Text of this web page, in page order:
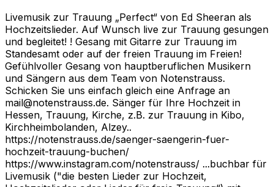
Livemusik zur Trauung „Perfect“ von Ed Sheeran als
Hochzeitslieder. Auf Wunsch live zur Trauung gesungen
und begleitet! ! Gesang mit Gitarre zur Trauung im
Standesamt oder auf der freien Trauung im Freien!
Gefühlvoller Gesang von hauptberuflichen Musikern
und Sängern aus dem Team von Notenstrauss.
Schicken Sie uns einfach gleich eine Anfrage an
mail@notenstrauss.de. Sänger für Ihre Hochzeit in
Hessen, Trauung, Kirche, z.B. zur Trauung in Kibo,
Kirchheimbolanden, Alzey..
https://notenstrauss.de/saenger-saengerin-fuer-
hochzeit-trauung-buchen/
https://www.instagram.com/notenstrauss/ ...buchbar für
Livemusik ("die besten Lieder zur Hochzeit,